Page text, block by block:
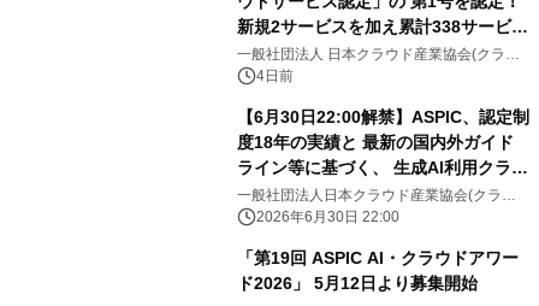
新規2サービスを加え累計338サービス
へ
一般社団法人 日本クラウド産業協会(クラウ
ドサービス情報開示認定機関)
4日前
【6月30日22:00解禁】ASPIC、認定制
度18年の実績と 最新の国内外ガイド
ライン等に基づく、 生成AI利用クラウ
ドサービス情報開示認定制度を開始
一般社団法人日本クラウド産業協会(クラウ
ドサービス情報開示認定機関)
2026年6月30日 22:00
「第19回 ASPIC AI・クラウドアワー
ド2026」 5月12日より募集開始